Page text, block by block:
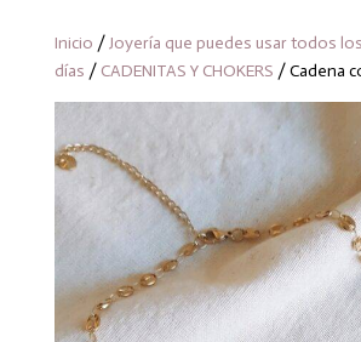
Inicio /Joyería que puedes usar todos los
días / CADENITAS Y CHOKERS / Cadena